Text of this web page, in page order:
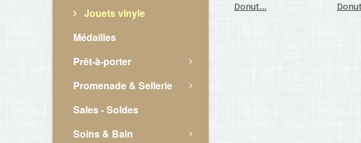
Jouets vinyle
Médailles
Prêt-à-porter
Promenade & Sellerie
Sales - Soldes
Soins & Bain
Donut...